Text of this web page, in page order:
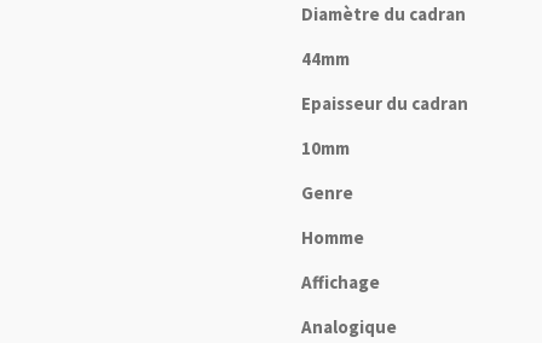
Diamètre du cadran
44mm
Epaisseur du cadran
10mm
Genre
Homme
Affichage
Analogique